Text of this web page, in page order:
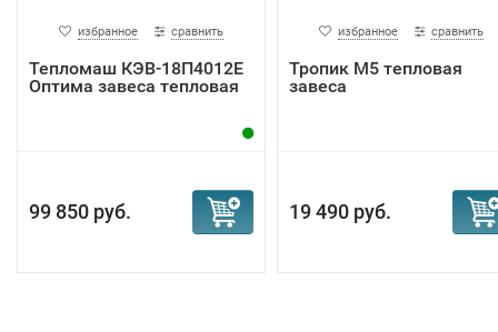
избранное сравнить
Тепломаш КЭВ-18П4012Е
Оптима завеса тепловая
99 850 руб.
избранное сравнить
Тропик М5 тепловая
завеса
19 490 руб.